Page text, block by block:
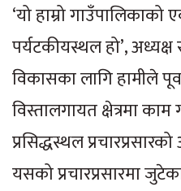
‘यो हाम्रो गाउँपालिकाको
पर्यटकीयस्थल हो’, अध्यक्ष
विकासका लागि हामीले
विस्तालगायत क्षेत्रमा काम
प्रसिद्धस्थल
यसको प्रचारप्रसारमा